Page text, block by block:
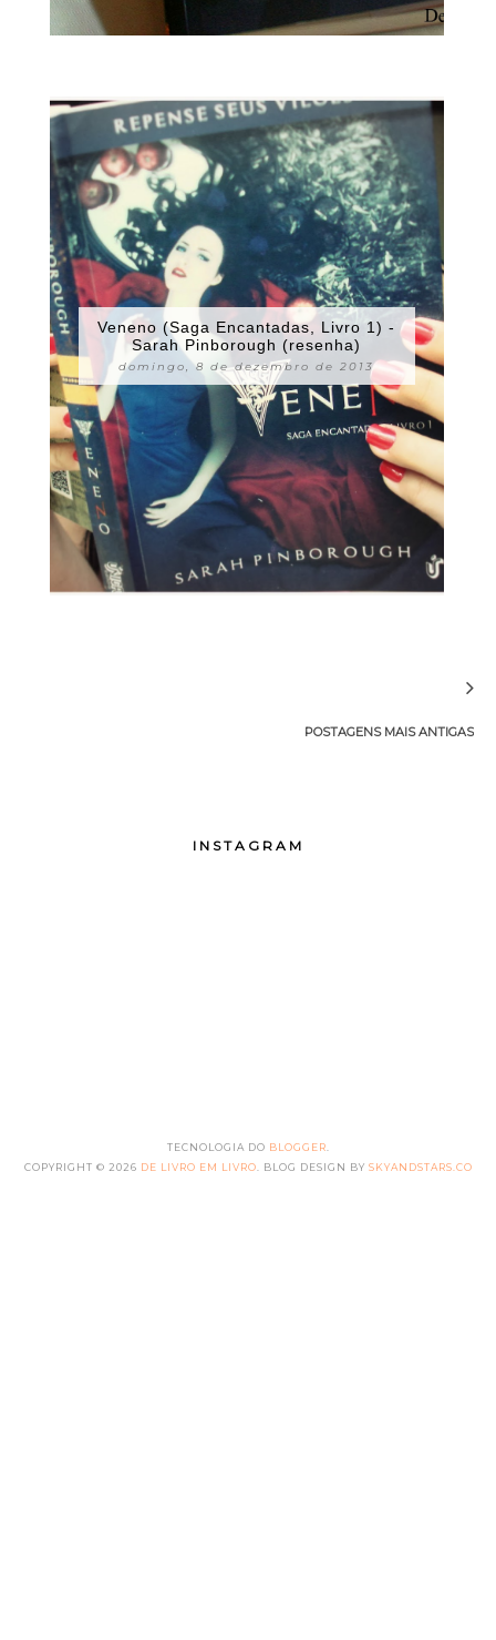
Veneno (Saga Encantadas, Livro 1) -
Sarah Pinborough (resenha)
domingo, 8 de dezembro de 2013
POSTAGENS MAIS ANTIGAS
INSTAGRAM
TECNOLOGIA DO BLOGGER
COPYRIGHT © 2026 DE LIVRO EM LIVRO . BLOG DESIGN BY SKYANDSTARS.CO